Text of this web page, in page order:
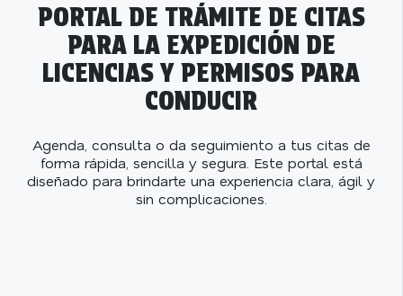
PORTAL DE TRÁMITE DE CITAS
PARA LA EXPEDICIÓN DE
LICENCIAS Y PERMISOS PARA
CONDUCIR
Agenda, consulta o da seguimiento a tus citas de
forma rápida, sencilla y segura. Este portal está
diseñado para brindarte una experiencia clara, ágil y
sin complicaciones.